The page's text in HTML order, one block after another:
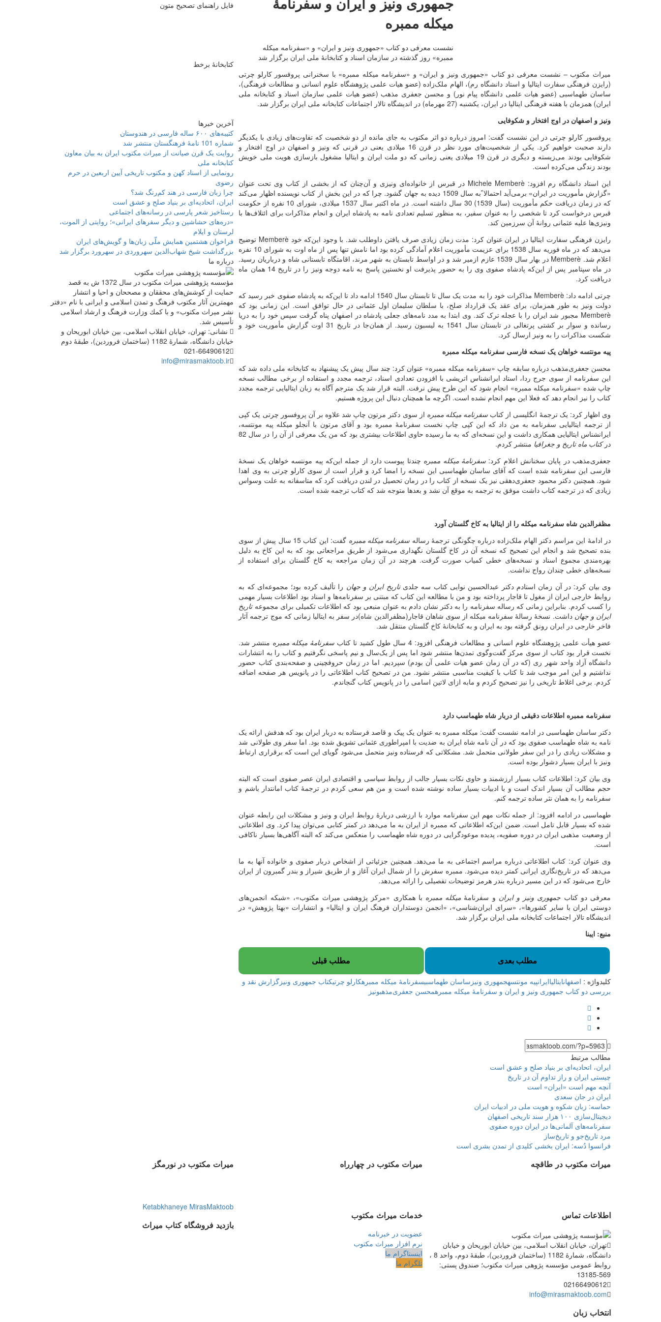
میکله ممبره
نشست معرفی دو کتاب «جمهوری ونیز و ایران» و «سفرنامه میکله
ممبره» روز گذشته در سازمان اسناد و کتابخانۀ ملی ایران برگزار شد
میراث مکتوب – نشست معرفی دو کتاب «جمهوری ونیز و ایران» و «سفرنامه میکله ممبره» با سخنرانی پروفسور کارلو چرتی
(رایزن فرهنگی سفارت ایتالیا و استاد دانشگاه رم)، الهام ملک‌زاده (عضو هیات علمی پژوهشگاه علوم انسانی و مطالعات فرهنگی)،
ساسان طهماسبی (عضو هیات علمی دانشگاه پیام نور) و محسن جعفری مذهب (عضو هیات علمی سازمان اسناد و کتابخانه ملی
ایران) همزمان با هفته فرهنگی ایتالیا در ایران، یکشنبه (27 مهرماه) در اندیشگاه تالار اجتماعات کتابخانه ملی ایران برگزار شد.
ونیز و اصفهان در اوج افتخار و شکوفایی
پروفسور کارلو چرتی در این نشست گفت: امروز درباره دو اثر مکتوب به جای مانده از دو شخصیت که تفاوت‌های زیادی با یکدیگر
دارند صحبت خواهیم کرد. یکی از شخصیت‌های مورد نظر در قرن 16 میلادی یعنی در قرنی که ونیز و اصفهان در اوج افتخار و
شکوفایی بودند می‌زیسته و دیگری در قرن 19 میلادی یعنی زمانی که دو ملت ایران و ایتالیا مشغول بازسازی هویت ملی خویش
بودند زندگی می‌کرده است.
این استاد دانشگاه رم افزود:Michele Memberè در قبرس از خانواده‌ای ونیزی و آن‌چنان که از بخشی از کتاب وی تحت عنوان
«گزارش مأموریت در ایران» برمی‌آید احتمالا ًبه سال 1509 دیده به جهان گشود. چرا که در این بخش از کتاب نویسنده اظهار می‌‌کند
که در زمان دریافت حکم مأموریت (سال 1539) 30 سال داشته است. در ماه اکتبر سال 1537 میلادی، شورای 10 ‌نفره از حکومت
قبرس درخواست کرد تا شخصی را به عنوان سفیر، به منظور تسلیم تعدادی نامه به پادشاه ایران و انجام مذاکرات برای ائتلاف‌ها با
ونیزی‌ها علیه عثمانی‌ روانۀ آن سرزمین کند.
رایزن فرهنگی سفارت ایتالیا در ایران عنوان کرد: مدت زمان زیادی صرف یافتن داوطلب شد. با وجود این‌که خودMemberè توضیح
می‌دهد که در ماه فوریه سال 1538 برای عزیمت مأموریت اعلام آمادگی کرده بود اما نامش تنها پس از ماه اوت به شورای 10 ‌نفره
اعلام شد. Memberè
در بهار سال 1539 عازم ازمیر شد و در اواسط تابستان به شهر مرند، اقامتگاه تابستانی شاه و درباریان رسید.
در ماه سپتامبر پس از این‌که پادشاه صفوی وی را به حضور پذیرفت او نخستین پاسخ به نامه دوجه ونیز را در تاریخ 14 همان ماه
دریافت کرد.
چرتی ادامه داد:Memberè
مذاکرات خود را به مدت یک سال تا تابستان سال 1540 ادامه داد تا این‌که به پادشاه صفوی خبر رسید که
دولت ونیز به طور همزمان، برای عقد یک قرارداد صلح، با سلطان سلیمان اول عثمانی در حال توافق است. این زمانی بود که
Memberè مجبور شد ایران را با عجله ترک کند. وی ابتدا به مدد نامه‌های جعلی پادشاه در اصفهان پناه گرفت سپس خود را به دریا
رسانده و سوار بر کشتی پرتغالی در تابستان سال 1541 به لیسبون رسید. از همان‌جا در تاریخ 31 اوت گزارش مأموریت خود و
شکست مذاکرات را به ونیز ارسال کرد.
پیه مونتسه خواهان یک نسخه فارسی سفرنامه میکله ممبره
محسن جعفری‌مذهب درباره سابقه چاپ «سفرنامه میکله ممبره» عنوان کرد: چند سال پیش یک پیشنهاد به کتابخانه ملی داده شد که
این سفرنامه از سوی جرج ردا، استاد ایرانشناس اتریشی با افزودن تعدادی اسناد، ترجمه مجدد و استفاده از برخی مطالب نسخه
چاپ شده «سفرنامه میکله ممبره» انجام شود که این طرح پیش نرفت. البته قرار شد یک مترجم آگاه به زبان ایتالیایی ترجمه مجدد
کتاب را نیز انجام دهد که فعلا این مهم انجام نشده است. اگرچه ما همچنان دنبال این پروژه هستیم.
وی اظهار کرد: یک ترجمۀ انگلیسی از کتاب سفرنامه میکله ممبره از سوی دکتر مرتون چاپ شد علاوه بر آن پروفسور چرتی یک کپی
از ترجمه ایتالیایی سفرنامه به من داد که این کپی چاپ نخست سفرنامۀ ممبره بود و آقای مرتون با آنجلو میکله پیه مونتسه،
ایرانشناس ایتالیایی همکاری داشت و این نسخه‌ای که به ما رسیده حاوی اطلاعات بیشتری بود که من یک معرفی از آن را در سال 82
درکتاب ماه تاریخ و جغرافیا منتشر کردم.
جعفری‌مذهب در پایان سخنانش اعلام کرد:سفرنامۀ میکله ممبره چندتا پیوست دارد از جمله این‌که پیه مونتسه خواهان یک نسخۀ
فارسی این سفرنامه شده است که آقای ساسان طهماسبی این نسخه را امضا کرد و قرار است از سوی کارلو چرتی به وی اهدا
شود. همچنین دکتر محمود جعفری‌دهقی نیز یک نسخه از کتاب را در زمان تحصیل در لندن دریافت کرد که متاسفانه به علت وسواس
زیادی که در ترجمه کتاب داشت موفق به ترجمه به موقع آن نشد و بعدها متوجه شد که کتاب ترجمه شده است.
مظفرالدین شاه سفرنامه میکله را از ایتالیا به کاخ گلستان آورد
در ادامۀ این مراسم دکتر الهام ملک‌زاده درباره چگونگی ترجمۀ رساله سفرنامه میکله ممبره
گفت: این کتاب 15 سال پیش از سوی
بنده تصحیح شد و انجام این تصحیح که نسخه آن در کاخ گلستان نگهداری می‌شود از طریق مراجعاتی بود که به این کاخ به دلیل
بهره‌مندی مجموع اسناد و نسخه‌های خطی کمیاب صورت گرفت. هرچند در آن زمان مراجعه به کاخ گلستان برای استفاده از
نسخه‌های خطی چندان رواج نداشت.
وی بیان کرد: در آن زمان استادم دکتر عبدالحسین نوایی کتاب سه جلدی تاریخ ایران و جهان را تألیف کرده بود؛ مجموعه‌ای که به
روابط خارجی ایران از مغول تا قاجار پرداخته بود و من با مطالعه این کتاب که مبتنی بر سفرنامه‌ها و اسناد بود اطلاعات بسیار مهمی
را کسب کردم. بنابراین زمانی که رساله سفرنامه را به دکتر نشان دادم به عنوان منبعی بود که اطلاعات تکمیلی برای مجموعهتاریخ
ایران و جهان داشت. نسخۀ رسالۀ سفرنامه میکله از سوی شاهان قاجار(مظفرالدین شاه)در سفر به ایتالیا زمانی که موج ترجمه آثار
فاخر خارجی در ایران رونق گرفته بود به ایران و به کتابخانۀ کاخ گلستان منتقل شد.
عضو هیأت علمی پژوهشگاه علوم انسانی و مطالعات فرهنگی افزود: 4 سال طول کشید تا کتاب
سفرنامۀ میکله ممبره منتشر شد.
نخست قرار بود کتاب از سوی مرکز گفت‌وگوی تمدن‌ها منتشر شود اما پس از یک‌سال و نیم پاسخی نگرفتیم و کتاب را به انتشارات
دانشگاه آزاد واحد شهر ری (که در آن زمان عضو هیات علمی آن بودم) سپردیم. اما در زمان حروفچینی و صفحه‌بندی کتاب حضور
نداشتیم و این امر موجب شد تا کتاب با کیفیت مناسبی منتشر نشود. من در تصحیح کتاب اطلاعاتی را در پانویس هر صفحه اضافه
کردم. برخی اغلاط تاریخی را نیز تصحیح کردم و مابه ازای لاتین اسامی را در پانویس کتاب گنجاندم.
سفرنامه ممبره اطلاعات دقیقی از دربار شاه طهماسب دارد
دکتر ساسان طهماسبی در ادامه نشست گفت: میکله ممبره به عنوان یک پیک و قاصد فرستاده به دربار ایران بود که هدفش ارائه یک
نامه به شاه طهماسب صفوی بود که در آن نامه شاه ایران به ضدیت با امپراطوری عثمانی تشویق شده بود. اما سفر وی طولانی شد
و مشکلات زیادی را در این سفر طولانی متحمل شد. مشکلاتی که فرستاده ونیز متحمل می‌شود گویای این است که برقراری ارتباط
ونیز با ایران بسیار دشوار بوده است.
وی بیان کرد: اطلاعات کتاب بسیار ارزشمند و حاوی نکات بسیار جالب از روابط سیاسی و اقتصادی ایران عصر صفوی است که البته
حجم مطالب آن بسیار اندک است و با ادبیات بسیار ساده نوشته شده است و من هم سعی کردم در ترجمۀ کتاب امانتدار باشم و
سفرنامه را به همان نثر ساده ترجمه کنم.
طهماسبی در ادامه افزود: از جمله نکات مهم این سفرنامه موارد با ارزشی دربارۀ روابط ایران و ونیز و مشکلات این رابطه عنوان
شده که بسیار قابل تامل است. ضمن این‌که اطلاعاتی که ممبره از ایران به ما می‌دهد در کمتر کتابی می‌توان پیدا کرد. وی اطلاعاتی
از وضعیت مذهبی ایران در دوره صفویه، پدیده موعودگرایی در دوره شاه طهماسب را منعکس می‌کند که البته آگاهی‌ها بسیار ناکافی
است.
وی عنوان کرد: کتاب اطلاعاتی درباره مراسم‌ اجتماعی به ما می‌دهد. همچنین جزئیاتی از اشخاص دربار صفوی و خانواده آنها به ما
می‌دهد که در تاریخ‌نگاری ایرانی کمتر دیده می‌شود. ممبره سفرش را از شمال ایران آغاز و از طریق شیراز و بندر گمبرون از ایران
خارج می‌شود که در این مسیر درباره بندر هرمز توضیحات تفصیلی را ارائه می‌دهد.
معرفی دو کتاب جمهوری ونیز و ایران و سفرنامۀ میکله ممبره با همکاری «مرکز پژوهشی میراث مکتوب»، «شبکه انجمن‌های
دوستی ایران با سایر کشورها»، «سرای ایران‌شناسی»، «انجمن دوستداران فرهنگ ایران و ایتالیا» و انتشارات «بهتا پژوهش» در
اندیشگاه تالار اجتماعات کتابخانه ملی ایران برگزار شد.
منبع: ایبنا
مطلب قبلی مطلب بعدی
کلیدواژه : اصفهانایتالیاایرانپیه مونتسهجمهوری ونیز ساسان طهماسبیسفرنامۀ میکله ممبرهکارلو چرتیکتاب جمهوری ونیز گزارش نقد و
بررسی دو کتاب جمهوری ونیز و ایران و سفرنامۀ میکله ممبرهمحسن جعفری‌مذهبونیز
مطالب مرتبط
ایران، اتحادیه‌ای بر بنیاد صلح و عشق است
چیستی ایران و راز تداوم آن در تاریخ
آنچه مهم است «ایران» است
ایران در جان سعدی
حماسه: زبان شکوه و هویت ملی در ادبیات ایران
دیجیتال‌سازی ۱۰۰ هزار سند تاریخی اصفهان
سفرنامه‌های آلمانی‌ها در ایران دوره صفوی
مرد تاریخ‌جو و تاریخ‌ساز
فرانسوا دُسه: ایران بخشی کلیدی از تمدن بشری است
فایل راهنمای تصحیح متون
کتابخانۀ برخط
آخرین خبرها
کتیبه‌های ۶۰۰ ساله فارسی در هندوستان
شماره 101 نامۀ فرهنگستان منتشر شد
روایت یک قرن صیانت از میراث مکتوب ایران به بیان معاون
کتابخانه ملی
رونمایی از اسناد کهن و مکتوب تاریخی آیین اربعین در حرم
رضوی
چرا زبان فارسی در هند کم‌رنگ شد؟
ایران، اتحادیه‌ای بر بنیاد صلح و عشق است
رستاخیز شعر پارسی در رسانه‌های اجتماعی
«دره‌های حشاشین و دیگر سفرهای ایرانی»؛ روایتی از الموت،
لرستان و ایلام
فراخوان هشتمین همایش ملّی زبان‌ها و گویش‌های ایران
بزرگداشت شیخ شهاب‌الدین سهروردی در سهرورد برگزار شد
درباره ما
مؤسسه پژوهشی میراث مكتوب در سال 1372 ش به قصد
حمایت از كوشش‌های محققان و مصححان و احیا و انتشار
مهمترین آثار مكتوب فرهنگ و تمدن اسلامی و ایرانی با نام «دفتر
نشر میراث مكتوب» و با كمك وزارت فرهنگ و ارشاد اسلامی
تأسیس شد.
نشانی: تهران، خیابان انقلاب اسلامی، بین خیابان ابوریحان و
خیابان دانشگاه، شمارۀ 1182 (ساختمان فروردین)، طبقۀ دوم
021-66490612
info@mirasmaktoob.ir
میرات مکتوب در طاقچه
اطلاعات تماس
تهران، خیابان انقلاب اسلامی، بین خیابان ابوریحان و خیابان
دانشگاه، شمارۀ 1182 (ساختمان فروردین)، طبقۀ دوم، واحد 8 ،
روابط عمومی مؤسسه پژوهی میراث مکتوب؛ صندوق پستی:
569-13185
02166490612
info@mirasmaktoob.com
انتخاب زبان
میرات مکتوب در چهارراه
خدمات میراث مکتوب
عضویت در خبرنامه
نرم افزار میراث مکتوب
اینستاگرام ما
تلگرام ما
میرات مکتوب در نورمگز
Ketabkhaneye MirasMaktoob
بازدید فروشگاه کتاب میراث